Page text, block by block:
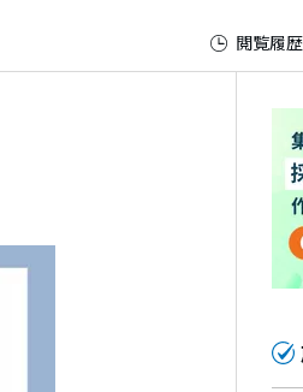
閲覧履歴